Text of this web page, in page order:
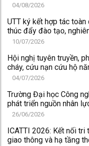
04/08/2026
UTT ký kết hợp tác
thúc đẩy đào tạo,
nhân lực chất lượng cao
10/07/2026
Hội nghị tuyên truyền,
cháy, cứu nạn cứu hộ
04/07/2026
Trường Đại học Công
phát triển nguồn nhân
26/06/2026
ICATTI 2026: Kết nối
giao thông và hạ tầng